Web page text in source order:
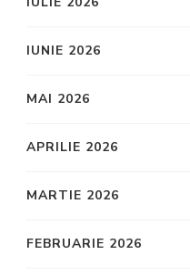
IUNIE 2026
MAI 2026
APRILIE 2026
MARTIE 2026
FEBRUARIE 2026